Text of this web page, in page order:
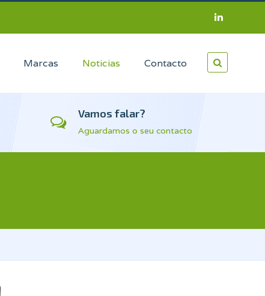
Marcas Noticias Contacto
Vamos falar?
Aguardamos o seu contacto